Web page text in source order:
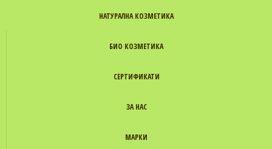
НАТУРАЛНА КОЗМЕТИКА
БИО КОЗМЕТИКА
СЕРТИФИКАТИ
ЗА НАС
МАРКИ